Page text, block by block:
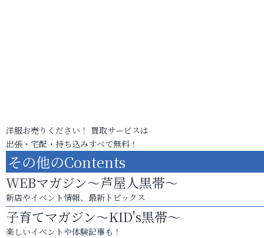
洋服お売りください！ 買取サービスは
出張・宅配・持ち込みすべて無料！
その他のContents
WEBマガジン～芦屋人黒帯～
新店やイベント情報、最新トピックス
子育てマガジン～KID's黒帯～
楽しいイベントや体験記事も！